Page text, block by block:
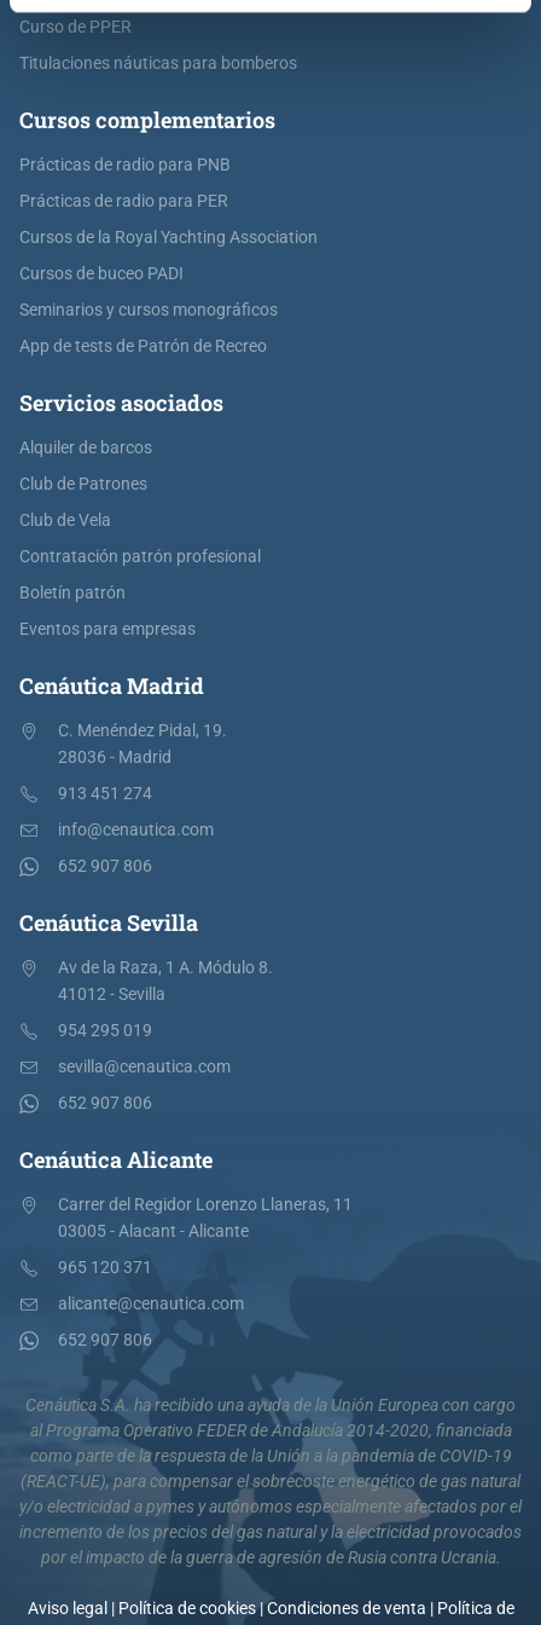
Curso de PPER
Titulaciones náuticas para bomberos
Cursos complementarios
Prácticas de radio para PNB
Prácticas de radio para PER
Cursos de la Royal Yachting Association
Cursos de buceo PADI
Seminarios y cursos monográficos
App de tests de Patrón de Recreo
Servicios asociados
Alquiler de barcos
Club de Patrones
Club de Vela
Contratación patrón profesional
Boletín patrón
Eventos para empresas
Cenáutica Madrid
C. Menéndez Pidal, 19.
28036 - Madrid
913 451 274
info@cenautica.com
652 907 806
Cenáutica Sevilla
Av de la Raza, 1 A. Módulo 8.
41012 - Sevilla
954 295 019
sevilla@cenautica.com
652 907 806
Cenáutica Alicante
Carrer del Regidor Lorenzo Llaneras, 11
03005 - Alacant - Alicante
965 120 371
alicante@cenautica.com
652 907 806
Cenáutica S.A. ha recibido una ayuda de la Unión Europea con cargo
al Programa Operativo FEDER de Andalucía 2014-2020, financiada
como parte de la respuesta de la Unión a la pandemia de COVID-19
(REACT-UE), para compensar el sobrecoste energético de gas natural
y/o electricidad a pymes y autónomos especialmente afectados por el
incremento de los precios del gas natural y la electricidad provocados
por el impacto de la guerra de agresión de Rusia contra Ucrania.
Aviso legal| Política de cookies|Condiciones de venta | Política de